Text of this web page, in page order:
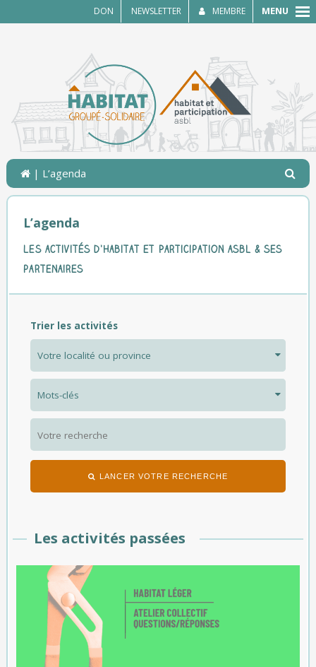
DON NEWSLETTER MEMBRE MENU
| L’agenda
L’agenda
Les activités d’Habitat et Participation asbl & ses
partenaires
Trier les activités
LANCER VOTRE RECHERCHE
Les activités passées